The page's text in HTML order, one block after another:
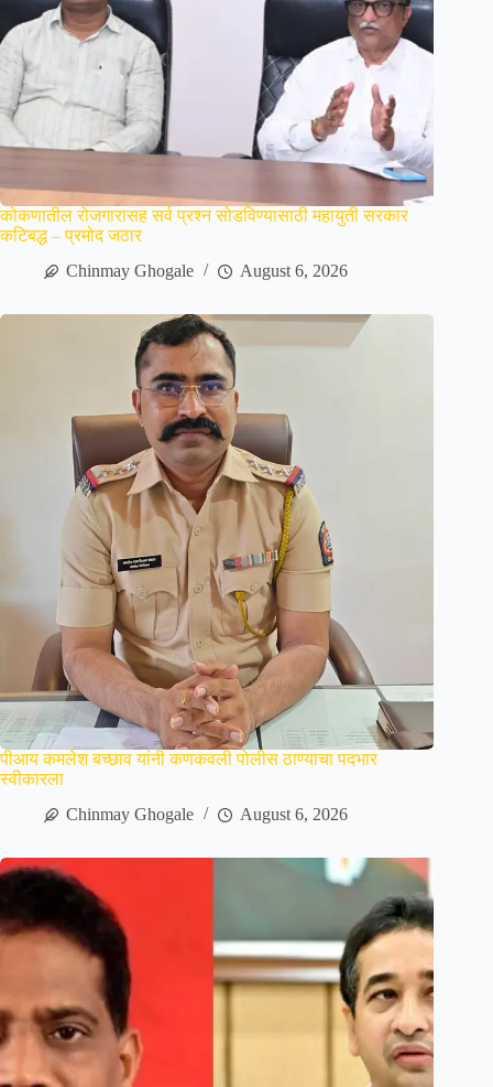
कोकणातील रोजगारासह सर्व प्रश्न सोडविण्यासाठी महायुती सरकार
कटिबद्ध – प्रमोद जठार
Chinmay Ghogale
August 6, 2026
पीआय कमलेश बच्छाव यांनी कणकवली पोलीस ठाण्याचा पदभार
स्वीकारला
Chinmay Ghogale
August 6, 2026